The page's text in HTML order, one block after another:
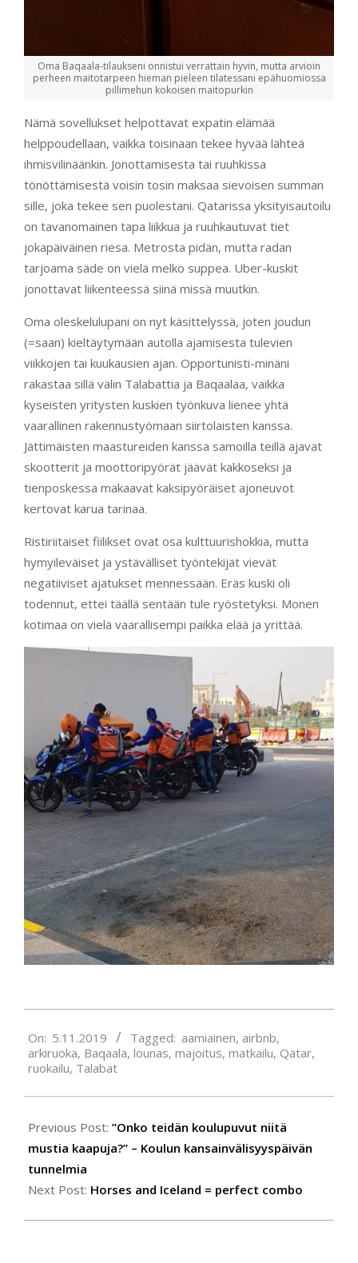
Oma Baqaala-tilaukseni onnistui verrattain hyvin, mutta arvioin
perheen maitotarpeen hieman pieleen tilatessani epähuomiossa
pillimehun kokoisen maitopurkin
Nämä sovellukset helpottavat expatin elämää
helppoudellaan, vaikka toisinaan tekee hyvää lähteä
ihmisvilinäänkin. Jonottamisesta tai ruuhkissa
tönöttämisestä voisin tosin maksaa sievoisen summan
sille, joka tekee sen puolestani. Qatarissa yksityisautoilu
on tavanomainen tapa liikkua ja ruuhkautuvat tiet
jokapäiväinen riesa. Metrosta pidän, mutta radan
tarjoama säde on vielä melko suppea. Uber-kuskit
jonottavat liikenteessä siinä missä muutkin.
Oma oleskelulupani on nyt käsittelyssä, joten joudun
(=saan) kieltäytymään autolla ajamisesta tulevien
viikkojen tai kuukausien ajan. Opportunisti-minäni
rakastaa sillä välin Talabattia ja Baqaalaa, vaikka
kyseisten yritysten kuskien työnkuva lienee yhtä
vaarallinen rakennustyömaan siirtolaisten kanssa.
Jättimäisten maastureiden kanssa samoilla teillä ajavat
skootterit ja moottoripyörät jäävät kakkoseksi ja
tienposkessa makaavat kaksipyöräiset ajoneuvot
kertovat karua tarinaa.
Ristiriitaiset fiilikset ovat osa kulttuurishokkia, mutta
hymyileväiset ja ystävälliset työntekijät vievät
negatiiviset ajatukset mennessään. Eräs kuski oli
todennut, ettei täällä sentään tule ryöstetyksi. Monen
kotimaa on vielä vaarallisempi paikka elää ja yrittää.
11-
05
On: 5.11.2019 Tagged: aamiainen, airbnb,
arkiruoka, Baqaala, lounas, majoitus, matkailu, Qatar,
ruokailu, Talabat
Previous Post: ”Onko teidän koulupuvut niitä
mustia kaapuja?” – Koulun kansainvälisyyspäivän
tunnelmia
Next Post: Horses and Iceland = perfect combo